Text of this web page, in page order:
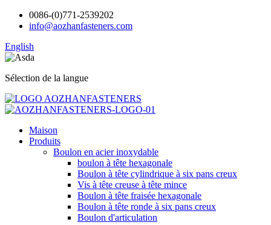
0086-(0)771-2539202
info@aozhanfasteners.com
English
Sélection de la langue
Maison
Produits
Boulon en acier inoxydable
boulon à tête hexagonale
Boulon à tête cylindrique à six pans creux
Vis à tête creuse à tête mince
Boulon à tête fraisée hexagonale
Boulon à tête ronde à six pans creux
Boulon d'articulation